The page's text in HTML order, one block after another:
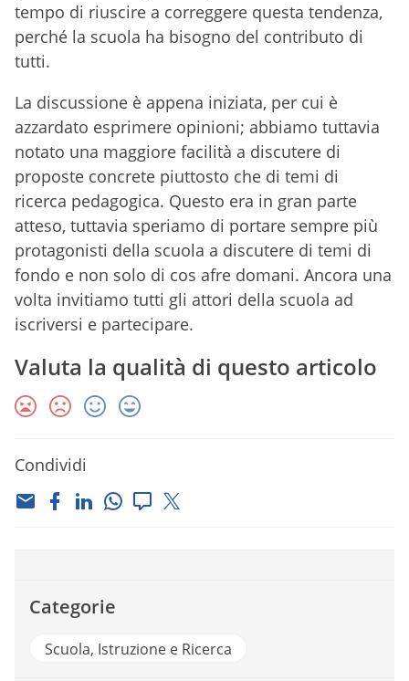
tempo di riuscire a correggere questa tendenza,
perché la scuola ha bisogno del contributo di
tutti.
La discussione è appena iniziata, per cui è
azzardato esprimere opinioni; abbiamo tuttavia
notato una maggiore facilità a discutere di
proposte concrete piuttosto che di temi di
ricerca pedagogica. Questo era in gran parte
atteso, tuttavia speriamo di portare sempre più
protagonisti della scuola a discutere di temi di
fondo e non solo di cos afre domani. Ancora una
volta invitiamo tutti gli attori della scuola ad
iscriversi e partecipare.
Valuta la qualità di questo articolo
Condividi
Categorie
Scuola, Istruzione e Ricerca